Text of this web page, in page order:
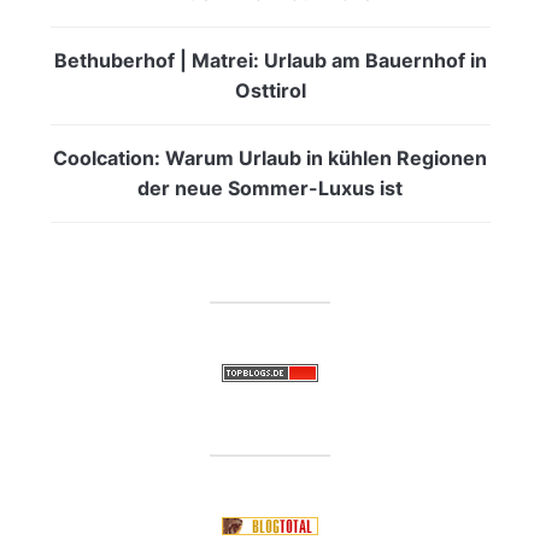
Bethuberhof | Matrei: Urlaub am Bauernhof in
Osttirol
Coolcation: Warum Urlaub in kühlen Regionen
der neue Sommer-Luxus ist